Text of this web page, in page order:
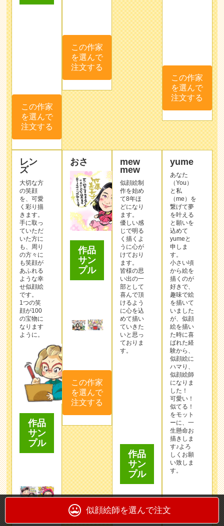
この作家
を選んで
注文する
この作家
を選んで
注文する
この作家
を選んで
注文する
レン
ズ
大切な方
の笑顔
を、可愛
く彩り描
きます。
手に取っ
ていただ
いた方に
も、周り
の方々に
も笑顔が
あふれる
ような幸
せ似顔絵
です。
1つの笑
顔が100
の宝物に
なります
ように。
作品
サン
プル
おさ
作品
サン
プル
この作家
を選んで
注文する
mew
mew
似顔絵制
作を始め
て8年ほ
どになり
ます。
優しい感
じで明る
く描くよ
うに心が
けており
ます。
皆様の思
い出の一
部として
喜んで頂
けるよう
に心を込
めて描い
ていきた
いと思っ
ておりま
す。
プル
yume
あなた
（You）
と私
（me）を
繋げて夢
を叶える
と願いを
込めて
yumeと
申しま
す。
小さい頃
から絵を
描くのが
好きで、
趣味で絵
を描いて
いました
が、似顔
絵を描い
た時に喜
ばれた経
験から、
似顔絵に
ハマり、
似顔絵師
になりま
した！
可愛い！
似てる！
をモット
ーに、一
生懸命お
描きしま
す♪よろ
しくお願
い致しま
す。
似顔絵師を選んで注文